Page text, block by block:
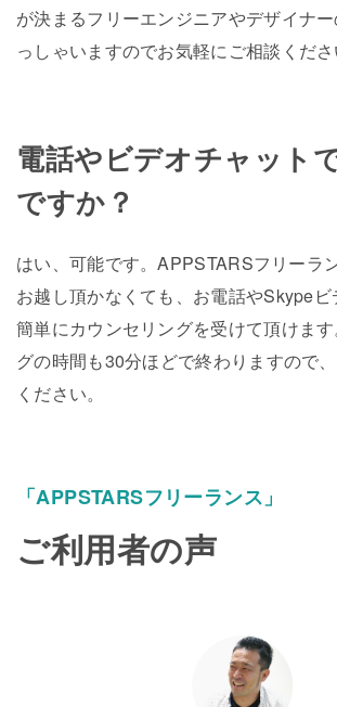
が決まるフリーエンジニアやデザイナ
っしゃいますのでお気軽にご相談くださ
電話やビデオチャット
ですか？
はい、可能です。APPSTARSフリーラ
お越し頂かなくても、お電話やSkype
簡単にカウンセリングを受けて頂けま
グの時間も30分ほどで終わりますので
ください。
「APPSTARSフリーランス」
ご利用者の声